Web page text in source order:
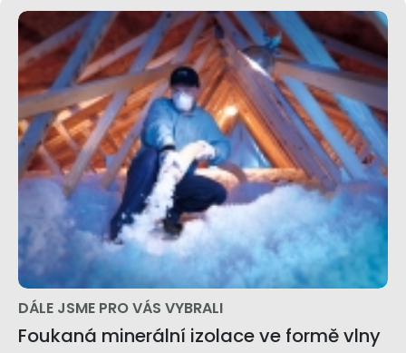
DÁLE JSME PRO VÁS VYBRALI
Foukaná minerální izolace ve formě vlny